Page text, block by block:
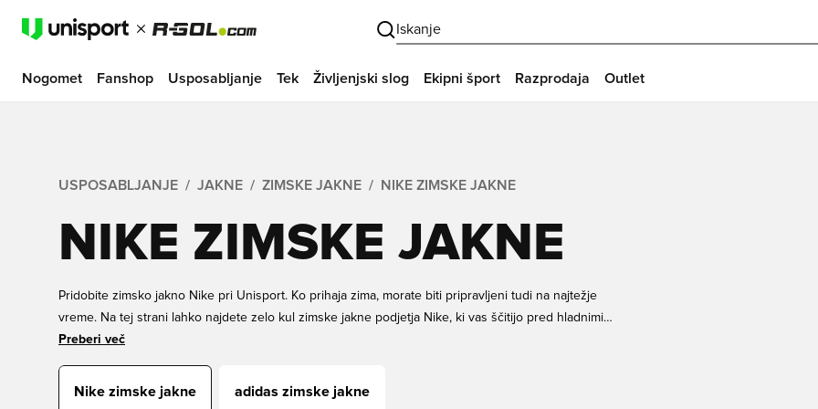
Iskanje
Nogomet Fanshop Usposabljanje Tek Življenjski slog Ekipni šport Razprodaja Outlet
USPOSABLJANJE JAKNE ZIMSKE JAKNE NIKE ZIMSKE JAKNE
NIKE ZIMSKE JAKNE
Pridobite zimsko jakno Nike pri Unisport. Ko prihaja zima, morate biti pripravljeni tudi na najtežje
vreme. Na tej strani lahko najdete zelo kul zimske jakne podjetja Nike, ki vas ščitijo pred hladnimi
zimskimi dnevi, kjer morate ostati topli. Imamo zimske jakne Nike vseh velikosti za odrasle in
nakupovalna izkušnja in hitra dostava.
Preberi več
Nike zimske jakne adidas zimske jakne